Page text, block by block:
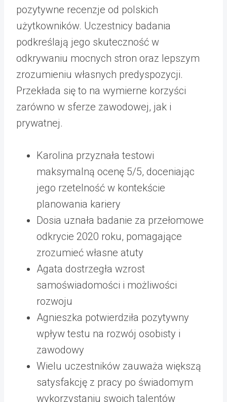
pozytywne recenzje od polskich
użytkowników. Uczestnicy badania
podkreślają jego skuteczność w
odkrywaniu mocnych stron oraz lepszym
zrozumieniu własnych predyspozycji.
Przekłada się to na wymierne korzyści
zarówno w sferze zawodowej, jak i
prywatnej.
Karolina przyznała testowi
maksymalną ocenę 5/5, doceniając
jego rzetelność w kontekście
planowania kariery
Dosia uznała badanie za przełomowe
odkrycie 2020 roku, pomagające
zrozumieć własne atuty
Agata dostrzegła wzrost
samoświadomości i możliwości
rozwoju
Agnieszka potwierdziła pozytywny
wpływ testu na rozwój osobisty i
zawodowy
Wielu uczestników zauważa większą
satysfakcję z pracy po świadomym
wykorzystaniu swoich talentów